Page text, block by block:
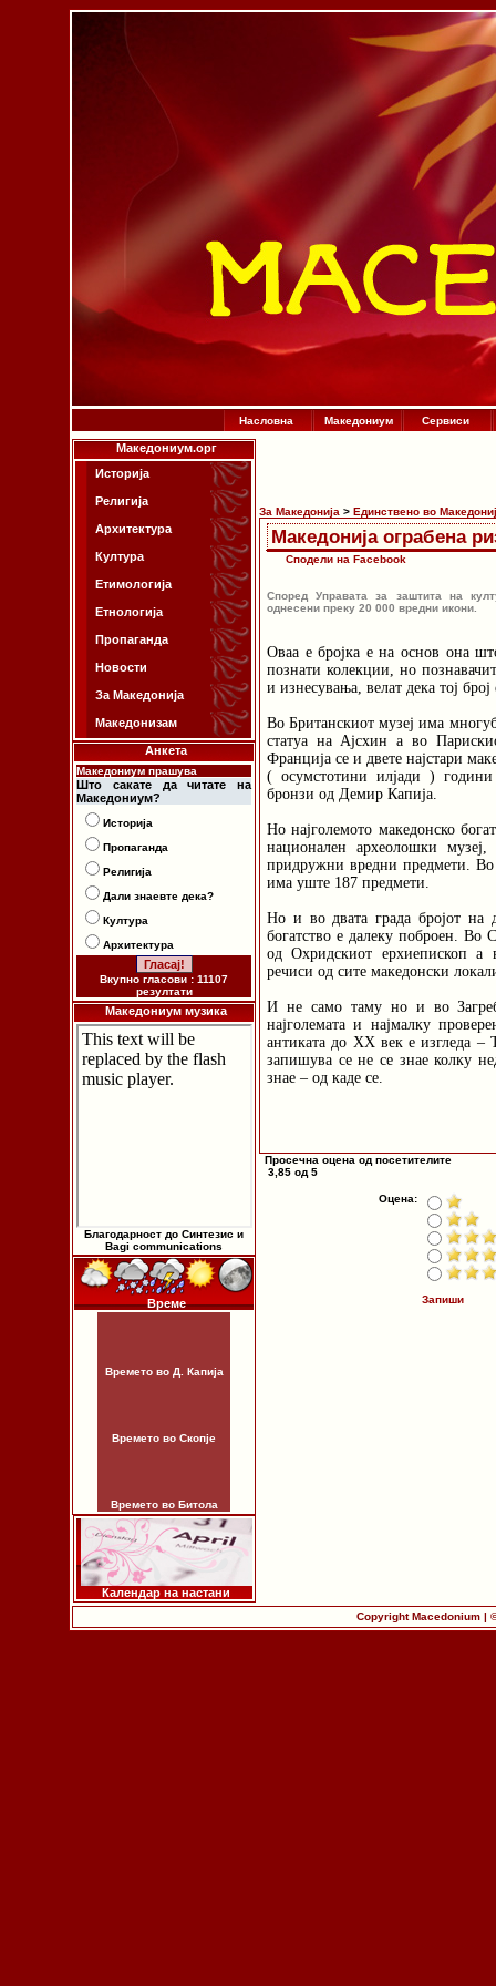
Насловна Македониум Сервиси
Македониум.орг
Историја
Религија
Архитектура
Култура
Етимологија
Етнологија
Пропаганда
Новости
За Македонија
Македонизам
Анкета
Македониум прашува
Што сакате да читате на
Македониум?
Историја
Пропаганда
Религија
Дали знаевте дека?
Култура
Архитектура
Вкупно гласови : 11107
резултати
Македониум музика
Благодарност до Синтезис и
Bagi communications
Време
Времето во Д. Капија
Времето во Скопје
Времето во Битола
Календар на настани
За Македонија > Единствено во
Македонија ограбена
Сподели на Facebook
Според Управата за заштита на
однесени преку 20 000 вредни икони.
Оваа е бројка е на основ она
познати колекции, но
и изнесувања, велат дека тој
Во Британскиот музеј има
статуа на Ајсхин а во
Франција се и двете најстари
( осумстотини илјади )
бронзи од Демир Капија.
Но најголемото македонско
национален археолошки
придружни вредни предмети. Во
има уште 187 предмети.
Но и во двата града бројот на
богатство е далеку поброен. Во
од Охридскиот ерхиепископ а
речиси од сите македонски
И не само таму но и во
најголемата и најмалку
антиката до XX век е изгледа
запишува се не се знае колку
знае – од каде се.
Просечна оцена од посетителите
3,85 од 5
Оцена:
Запиши
Copyright Macedonium |